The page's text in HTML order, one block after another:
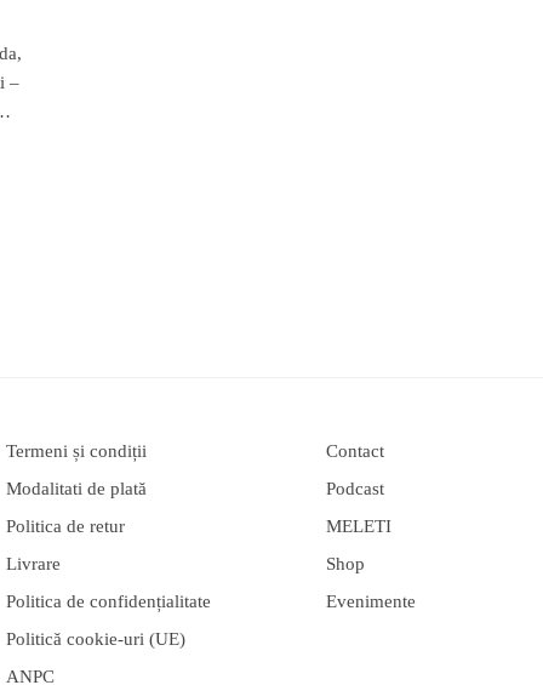
–
Termeni și condiții
Modalitati de plată
Politica de retur
Livrare
Politica de confidențialitate
Politică cookie-uri (UE)
ANPC
Contact
Podcast
MELETI
Shop
Evenimente